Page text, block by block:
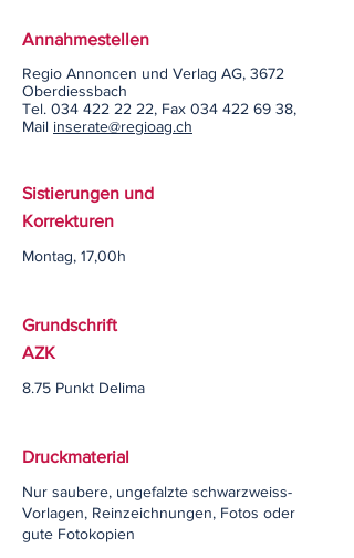
Annahmestellen
Regio Annoncen und Verlag AG, 3672
Oberdiessbach
Tel. 034 422 22 22, Fax 034 422 69 38,
Mail inserate@regioag.ch
Sistierungen und
Korrekturen
Montag, 17,00h
Grundschrift
AZK
8.75 Punkt Delima
Druckmaterial
Nur saubere, ungefalzte schwarzweiss-
Vorlagen, Reinzeichnungen, Fotos oder
gute Fotokopien